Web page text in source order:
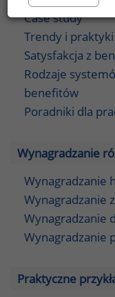
Case study
Trendy i praktyki
Satysfakcja z
Rodzaje
benefitów
Poradniki dla
Wynagradzanie
Wynagradzanie
Wynagradzanie
Wynagradzanie
Wynagradzanie
Praktyczne